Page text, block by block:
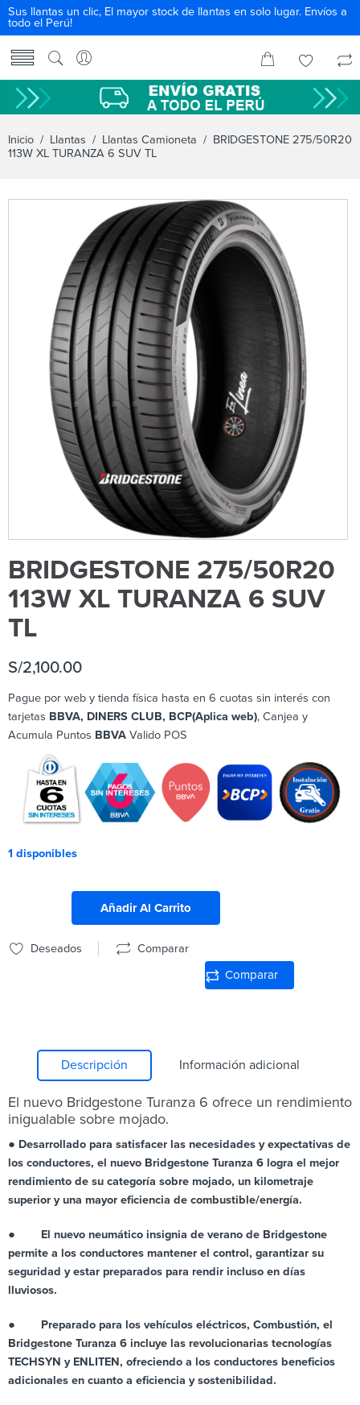
Sus llantas un clic, El mayor stock de llantas en solo lugar. Envíos a
todo el Perú!
Inicio / Llantas / Llantas Camioneta / BRIDGESTONE 275/50R20
113W XL TURANZA 6 SUV TL
BRIDGESTONE 275/50R20
113W XL TURANZA 6 SUV
TL
S/2,100.00
Pague por web y tienda física hasta en 6 cuotas sin interés con
tarjetas BBVA, DINERS CLUB, BCP(Aplica web), Canjea y
Acumula Puntos BBVA Valido POS
1 disponibles
Añadir Al Carrito
Deseados Comparar
Comparar
Descripción Información adicional
El nuevo Bridgestone Turanza 6 ofrece un rendimiento
inigualable sobre mojado.
● Desarrollado para satisfacer las necesidades y expectativas de
los conductores, el nuevo Bridgestone Turanza 6 logra el mejor
rendimiento de su categoría sobre mojado, un kilometraje
superior y una mayor eficiencia de combustible/energía.
● El nuevo neumático insignia de verano de Bridgestone
permite a los conductores mantener el control, garantizar su
seguridad y estar preparados para rendir incluso en días
lluviosos.
● Preparado para los vehículos eléctricos, Combustión, el
Bridgestone Turanza 6 incluye las revolucionarias tecnologías
TECHSYN y ENLITEN, ofreciendo a los conductores beneficios
adicionales en cuanto a eficiencia y sostenibilidad.